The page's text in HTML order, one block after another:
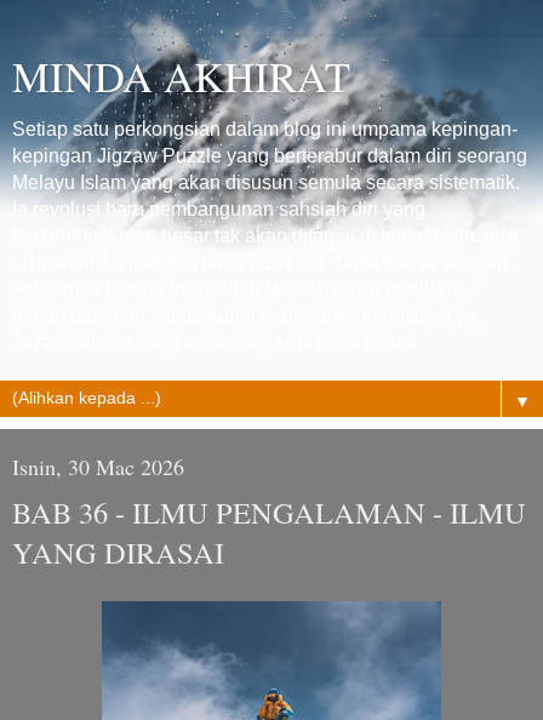
MINDA AKHIRAT
Setiap satu perkongsian dalam blog ini umpama kepingan-
kepingan Jigzaw Puzzle yang berterabur dalam diri seorang
Melayu Islam yang akan disusun semula secara sistematik.
Ia revolusi baru pembangunan sahsiah diri yang
berkemungkinan besar tak akan ditemui di tempat lain. Iqra'
▼
Isnin, 30 Mac 2026
BAB 36 - ILMU PENGALAMAN - ILMU
YANG DIRASAI